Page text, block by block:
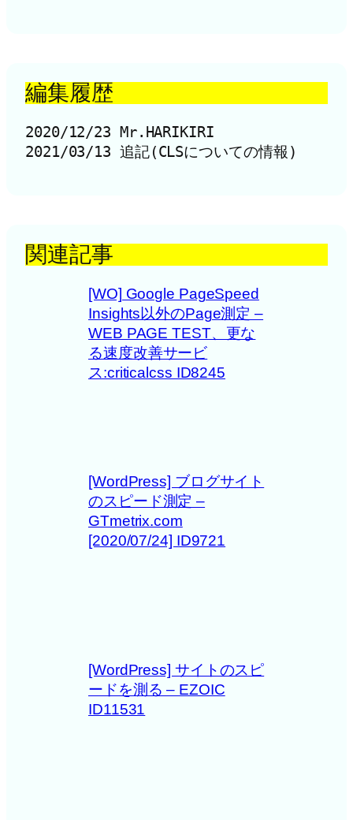
編集履歴
2020/12/23 Mr.HARIKIRI
2021/03/13 追記(CLSについての情報)
関連記事
[WO] Google PageSpeed
Insights以外のPage測定 –
WEB PAGE TEST、更な
る速度改善サービ
ス:criticalcss ID8245
[WordPress] ブログサイト
のスピード測定 –
GTmetrix.com
[2020/07/24] ID9721
[WordPress] サイトのスピ
ードを測る – EZOIC
ID11531